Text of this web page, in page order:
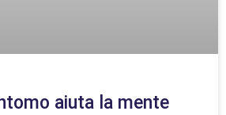
aiuta la mente